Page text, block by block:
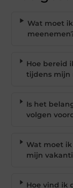
Wat moet
Hoe bereid
tijdens mijn
Is het
volgen
Wat moet
mijn
Hoe vind ik